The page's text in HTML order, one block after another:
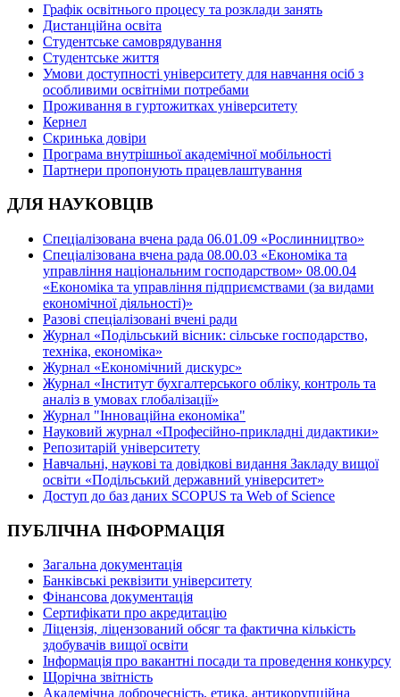
Графік освітнього процесу та розклади занять
Дистанційна освіта
Студентське самоврядування
Студентське життя
Умови доступності університету для навчання осіб з
особливими освітніми потребами
Проживання в гуртожитках університету
Кернел
Скринька довіри
Програма внутрішньої академічної мобільності
Партнери пропонують працевлаштування
ДЛЯ НАУКОВЦІВ
Спеціалізована вчена рада 06.01.09 «Рослинництво»
Спеціалізована вчена рада 08.00.03 «Економіка та
управління національним господарством» 08.00.04
«Економіка та управління підприємствами (за видами
економічної діяльності)»
Разові спеціалізовані вчені ради
Журнал «Подільський вісник: сільське господарство,
техніка, економіка»
Журнал «Економічний дискурс»
Журнал «Інститут бухгалтерського обліку, контроль та
аналіз в умовах глобалізації»
Журнал "Інноваційна економіка"
Науковий журнал «Професійно-прикладні дидактики»
Репозитарій університету
Навчальні, наукові та довідкові видання Закладу вищої
освіти «Подільський державний університет»
Доступ до баз даних SCOPUS та Web of Science
ПУБЛІЧНА ІНФОРМАЦІЯ
Загальна документація
Банківські реквізити університету
Фінансова документація
Сертифікати про акредитацію
Ліцензія, ліцензований обсяг та фактична кількість
здобувачів вищої освіти
Інформація про вакантні посади та проведення конкурсу
Щорічна звітність
Академічна доброчесність, етика, антикорупційна